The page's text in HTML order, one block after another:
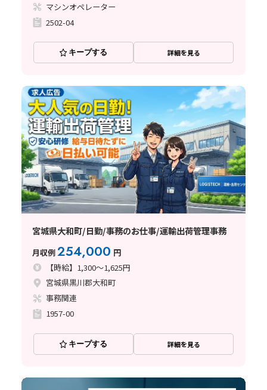
マシンオペレーター
2502-04
キープする 詳細を見る
宮城県大和町/日勤/事務のお仕事/運輸出荷管理事務
月収例254,000 円
【時給】1,300～1,625円
宮城県黒川郡大和町
事務関連
1957-00
キープする 詳細を見る